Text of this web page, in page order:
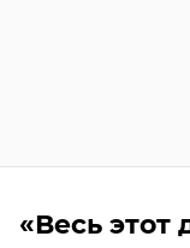
«Весь этот